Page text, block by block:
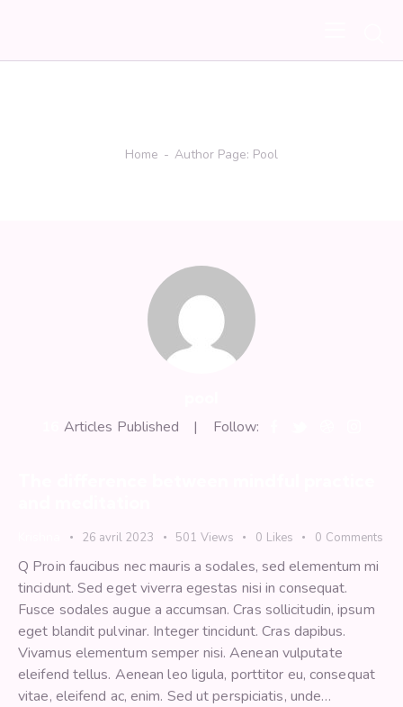
Home Author Page: Pool
Articles Published Follow:
26 avril 2023 501 Views 0 Likes 0 Comments
Q Proin faucibus nec mauris a sodales, sed elementum mi
tincidunt. Sed eget viverra egestas nisi in consequat.
Fusce sodales augue a accumsan. Cras sollicitudin, ipsum
eget blandit pulvinar. Integer tincidunt. Cras dapibus.
Vivamus elementum semper nisi. Aenean vulputate
eleifend tellus. Aenean leo ligula, porttitor eu, consequat
vitae, eleifend ac, enim. Sed ut perspiciatis, unde…